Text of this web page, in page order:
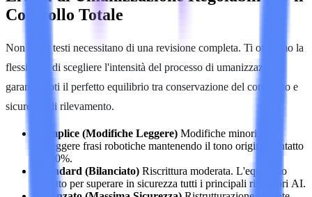
Controllo Totale
Non tutti i testi necessitano di una revisione completa. Ti offriamo la
flessibilità di scegliere l'intensità del processo di umanizzazione,
garantendoti il perfetto equilibrio tra conservazione del contenuto e
sicurezza di rilevamento.
Semplice (Modifiche Leggere) Modifiche minori per
correggere frasi robotiche mantenendo il tono originale intatto
al 100%.
Standard (Bilanciato) Riscrittura moderata. L'equilibrio
perfetto per superare in sicurezza tutti i principali rilevatori AI.